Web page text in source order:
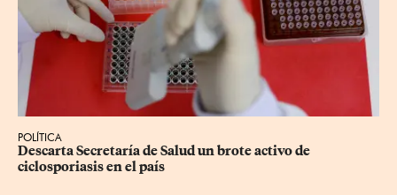
POLÍTICA
Descarta Secretaría de Salud un brote activo de
ciclosporiasis en el país